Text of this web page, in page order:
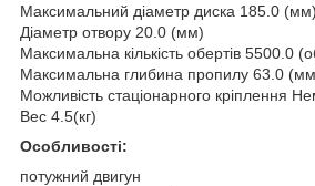
Максимальний діаметр диска 185.0 (мм)
Діаметр отвору 20.0 (мм)
Максимальна кількість обертів 5500.0
Максимальна глибина пропилу 63.0
Можливість стаціонарного кріплення
Вес 4.5(кг)
Особливості:
потужний двигун